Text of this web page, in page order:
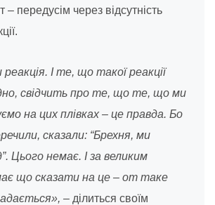
передусім через відсутність
І те, що такої реакції
свідчить про те, що те, що ми
на цих плівках – це правда. Бо
сказали: “Брехня, ми
Цього немає. І за великим
що сказати на це – от таке
– ділиться своїм